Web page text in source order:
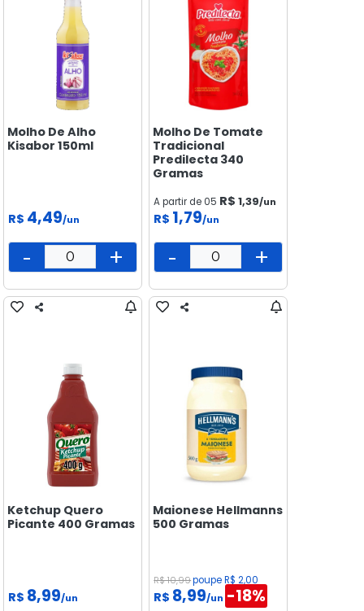
Molho De Alho
Kisabor 150ml
R$ 4,49/un
- +
Molho De Tomate
Tradicional
Predilecta 340
Gramas
A partir de 05 R$1,39/un
R$ 1,79/un
- +
Ketchup Quero
Picante 400 Gramas
R$ 8,99/un
Maionese Hellmanns
500 Gramas
R$ 10,99poupe R$ 2,00
R$ 8,99/un -18%